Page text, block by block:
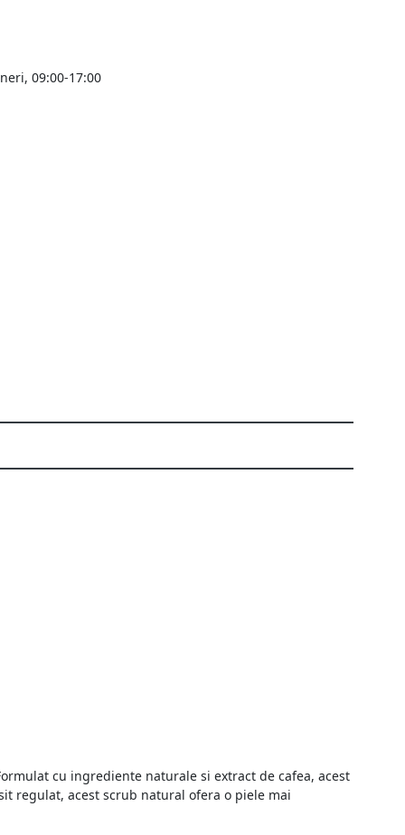
09:00-17:00
cu ingrediente naturale si extract de cafea, acest
regulat, acest scrub natural ofera o piele mai